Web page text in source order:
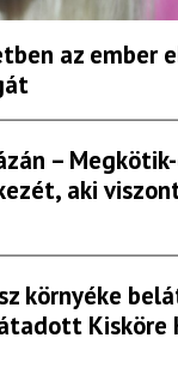
az ember
–
aki
környéke
Kisköre